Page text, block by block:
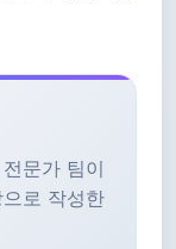
문가 팀이
로 작성한